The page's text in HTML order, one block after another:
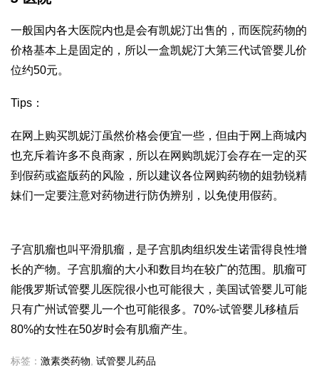
一般国内各大医院内也是会有凯妮汀出售的，而医院药物的
价格基本上是固定的，所以一盒凯妮汀大第三代试管婴儿价
位约50元。
Tips：
在网上购买凯妮汀虽然价格会便宜一些，但由于网上商城内
也充斥着许多不良商家，所以在网购凯妮汀会存在一定的买
到假药或盗版药的风险，所以建议各位网购药物的姐勃锐精
妹们一定要注意对药物进行防伪辨别，以免使用假药。
子宫肌瘤也叫平滑肌瘤，是子宫肌肉组织发生诺雷得良性增
长的产物。子宫肌瘤的大小和数目均在较广的范围。肌瘤可
能俄罗斯试管婴儿医院很小也可能很大，美国试管婴儿可能
只有广州试管婴儿一个也可能很多。70%-试管婴儿移植后
80%的女性在50岁时会有肌瘤产生。
标签： 激素类药物, 试管婴儿药品